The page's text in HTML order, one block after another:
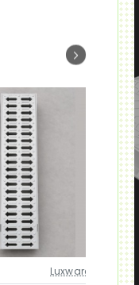
Güncel Fiyat
Luxwares